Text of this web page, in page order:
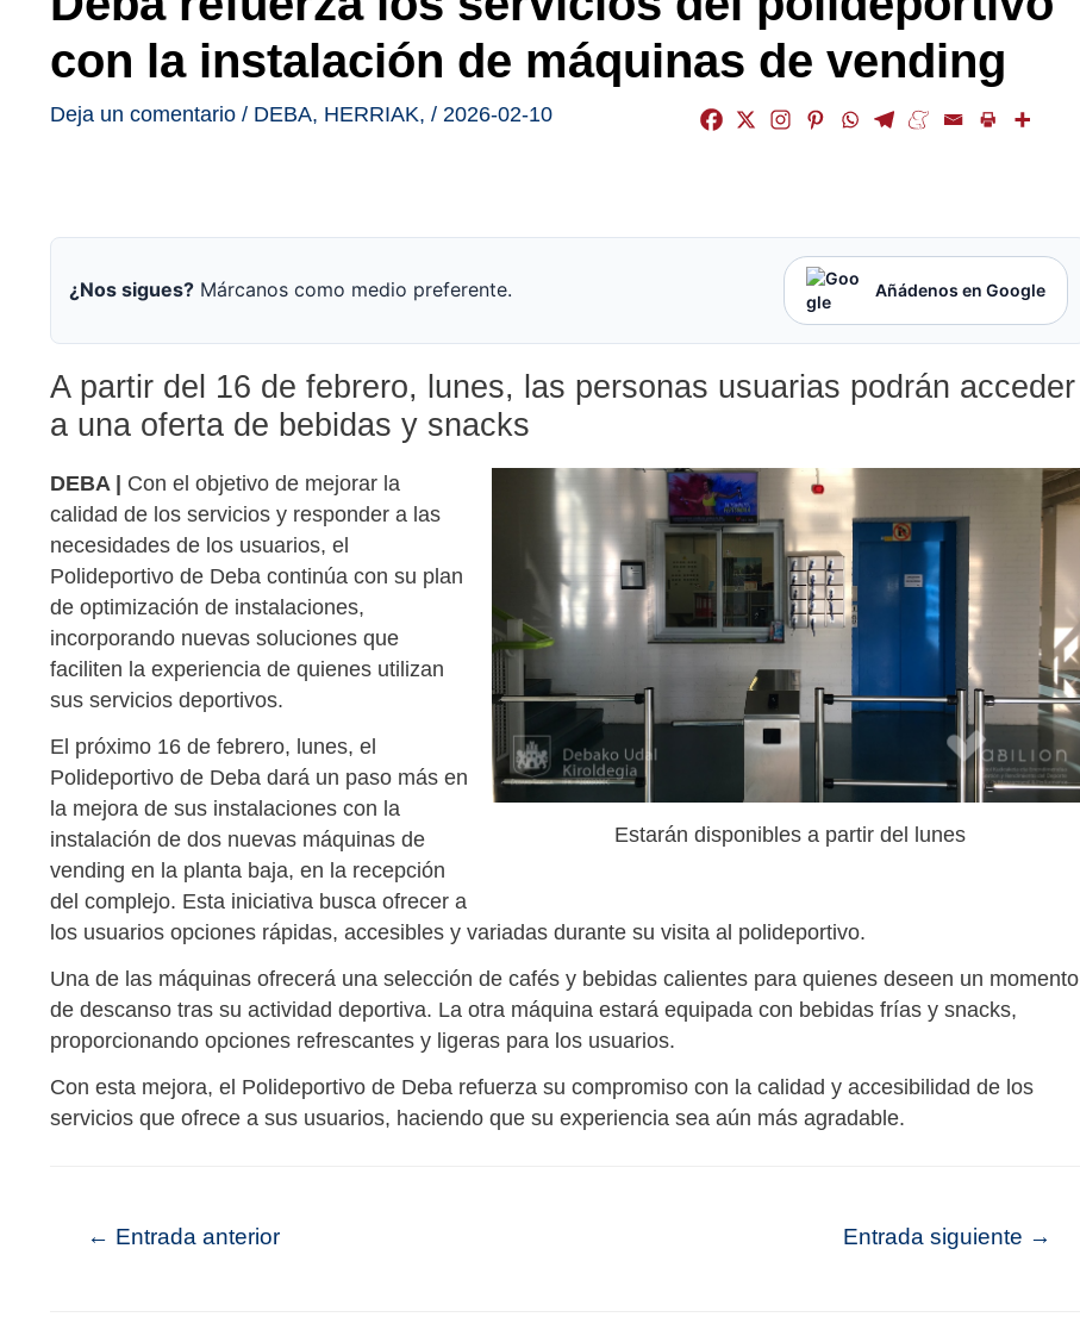
con la instalación de máquinas de vending
Deja un comentario / DEBA, HERRIAK, / 2026-02-10
¿Nos sigues? Márcanos como medio preferente. Añádenos en Google
A partir del 16 de febrero, lunes, las personas usuarias podrán acceder
a una oferta de bebidas y snacks
Estarán disponibles a partir del lunes
DEBA | Con el objetivo de mejorar la
calidad de los servicios y responder a las
necesidades de los usuarios, el
Polideportivo de Deba continúa con su plan
de optimización de instalaciones,
incorporando nuevas soluciones que
faciliten la experiencia de quienes utilizan
sus servicios deportivos.
El próximo 16 de febrero, lunes, el
Polideportivo de Deba dará un paso más en
la mejora de sus instalaciones con la
instalación de dos nuevas máquinas de
vending en la planta baja, en la recepción
del complejo. Esta iniciativa busca ofrecer a
los usuarios opciones rápidas, accesibles y variadas durante su visita al polideportivo.
Una de las máquinas ofrecerá una selección de cafés y bebidas calientes para quienes deseen un momento
de descanso tras su actividad deportiva. La otra máquina estará equipada con bebidas frías y snacks,
proporcionando opciones refrescantes y ligeras para los usuarios.
Con esta mejora, el Polideportivo de Deba refuerza su compromiso con la calidad y accesibilidad de los
servicios que ofrece a sus usuarios, haciendo que su experiencia sea aún más agradable.
← Entrada anterior Entrada siguiente →